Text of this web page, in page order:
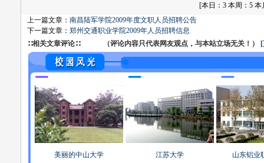
[本日：3 本周：5
上一篇文章： 南昌陆军学院2009年度文职人员招聘公告
下一篇文章： 郑州交通职业学院2009年人员招聘信息
∷相关文章评论∷ （评论内容只代表网友观点，与本站立场无关！） [
美丽的中山大学 江苏大学 山东铝业